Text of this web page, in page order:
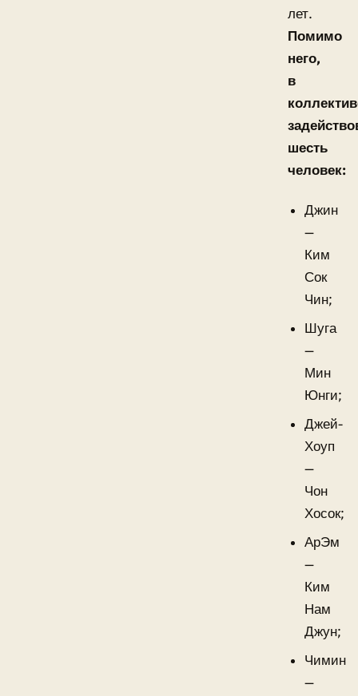
лет.
Помимо
него,
в
шесть
человек:
Джин
—
Ким
Сок
Чин;
Шуга
—
Мин
Юнги;
Джей-
Хоуп
—
Чон
Хосок;
АрЭм
—
Ким
Нам
Джун;
Чимин
—